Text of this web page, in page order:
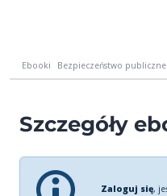
Ebooki Bezpieczeństwo publiczne
Szczegóły
Zaloguj się,